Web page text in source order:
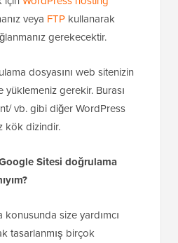
veya FTP kullanarak
gerekecektir.
dosyasını web sitenizin
gerekir. Burası
vb. gibi diğer WordPress
kök dizindir.
Sitesi doğrulama
size yardımcı
tasarlanmış birçok